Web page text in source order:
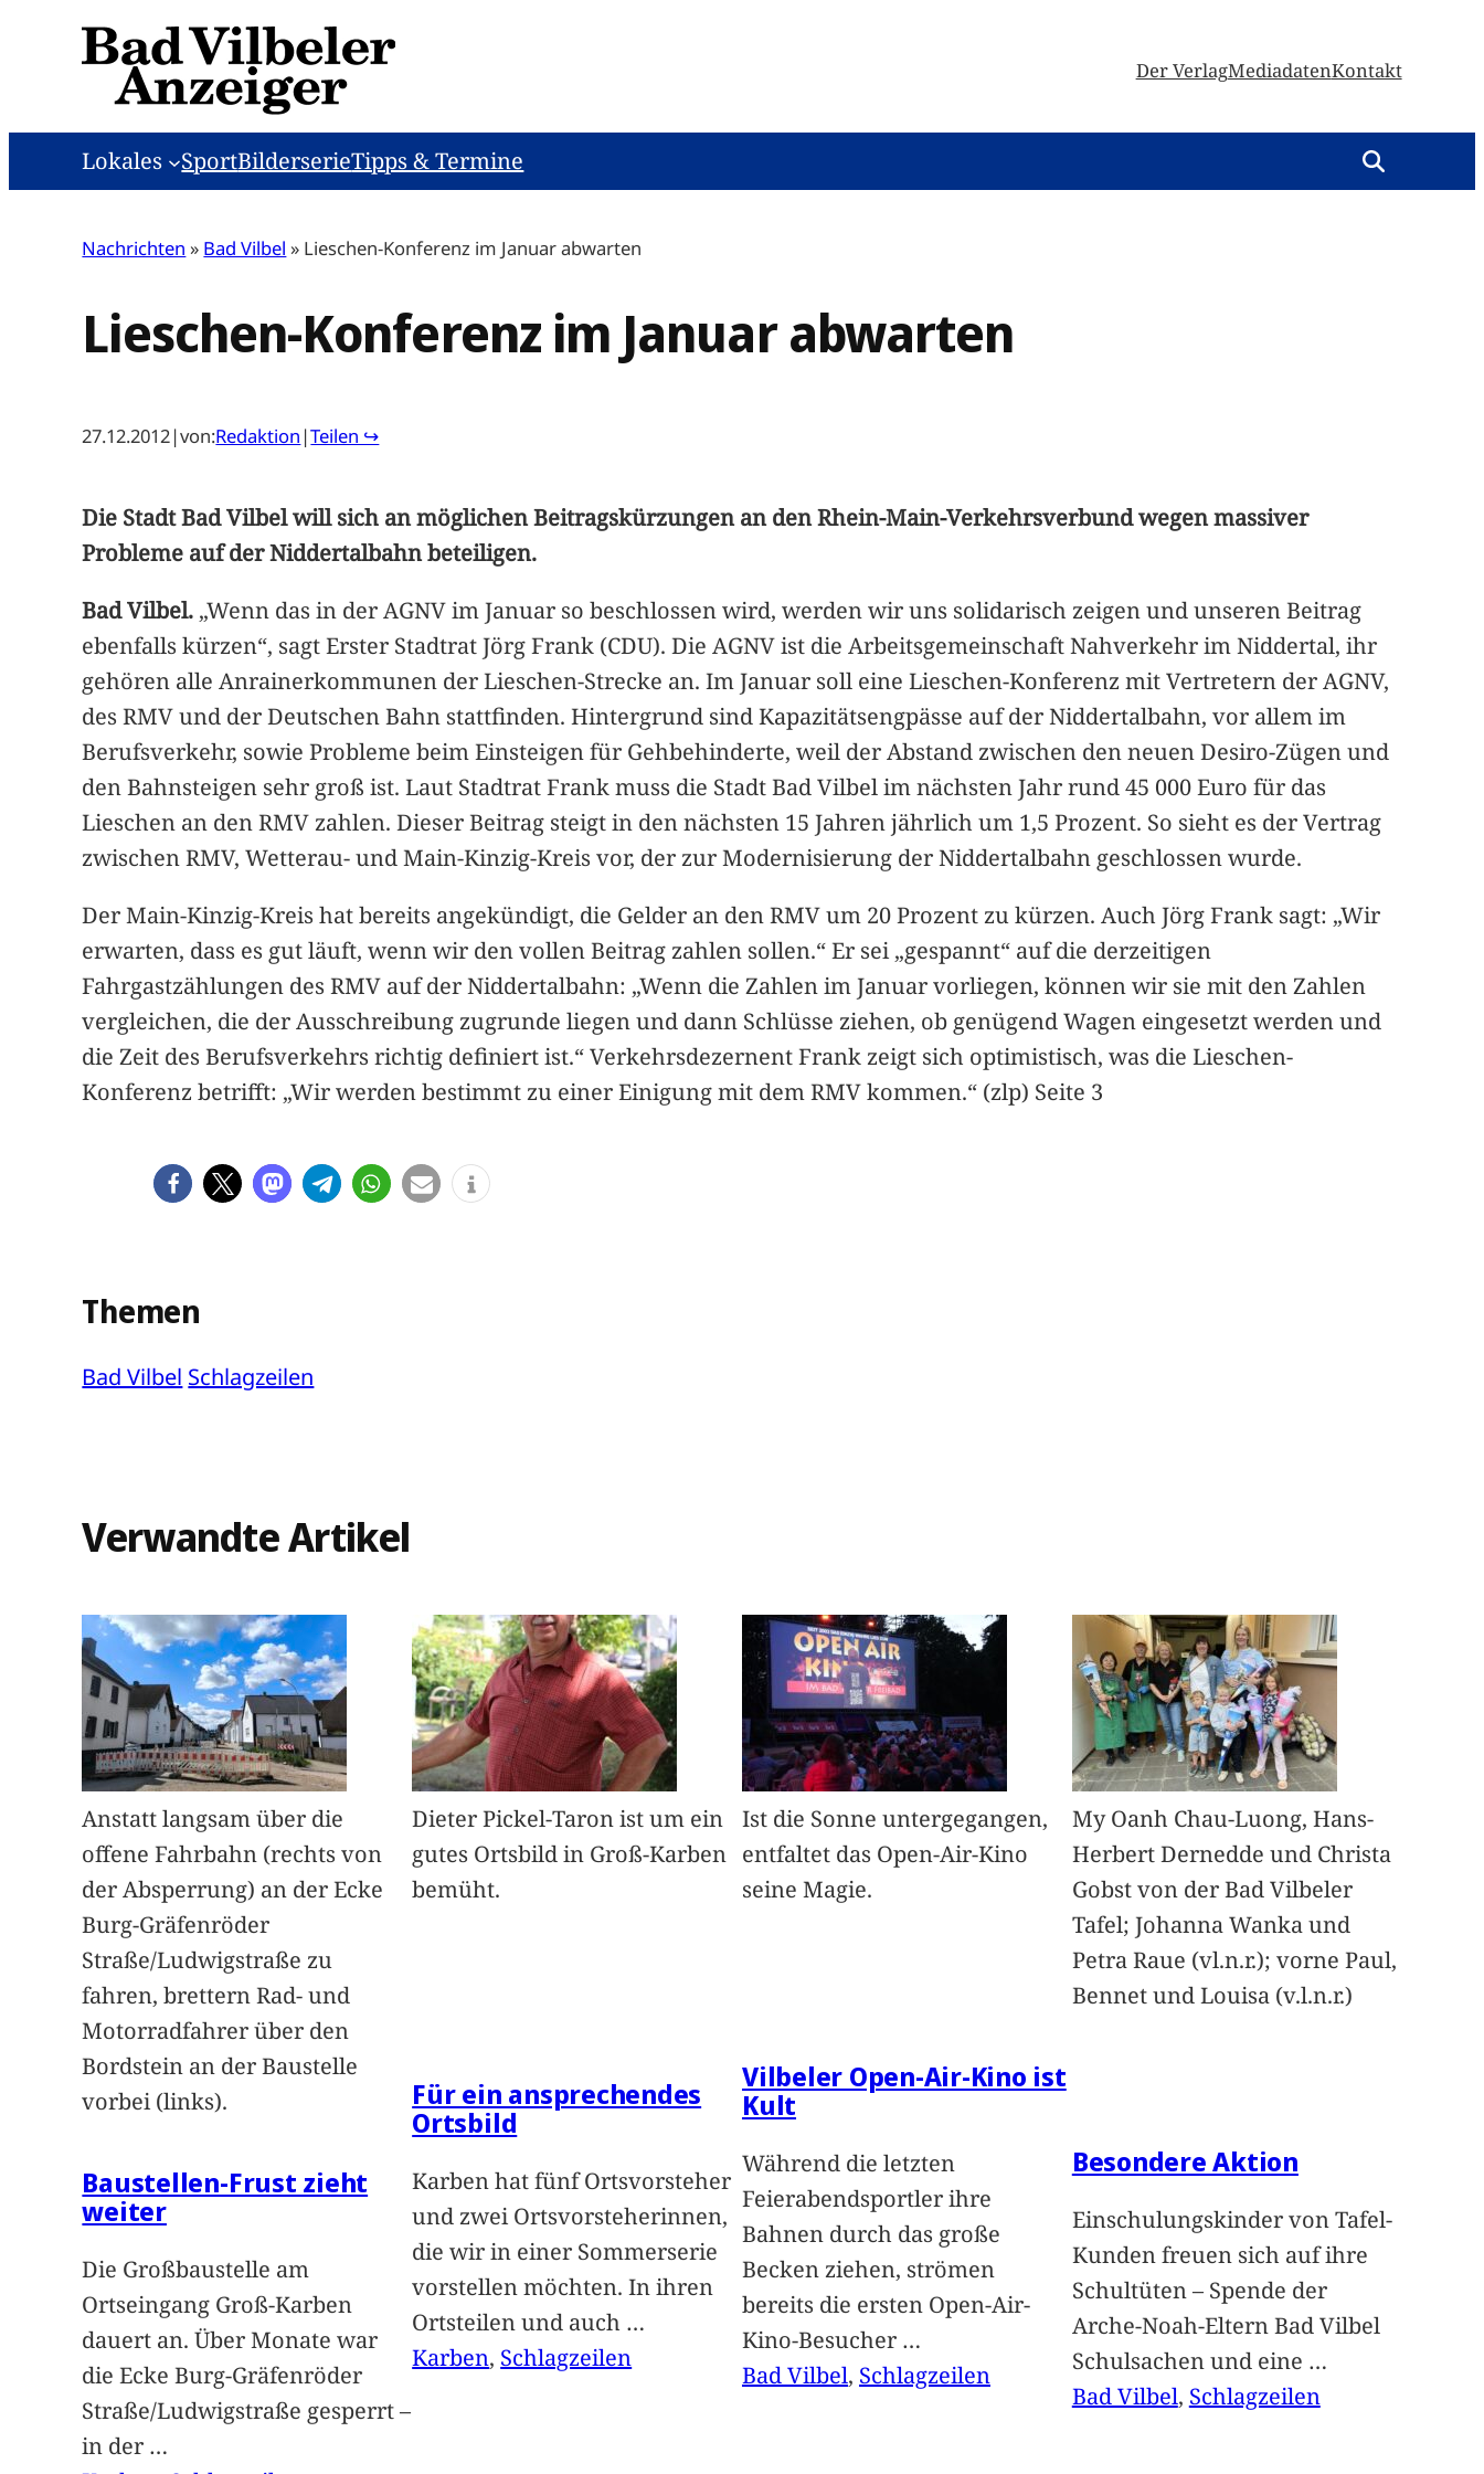
Der VerlagMediadatenKontakt
Lokales SportBilderserieTipps & Termine
Nachrichten » Bad Vilbel » Lieschen-Konferenz im Januar abwarten
Lieschen-Konferenz im Januar abwarten
27.12.2012|von:Redaktion |Teilen ↪
Die Stadt Bad Vilbel will sich an möglichen Beitragskürzungen an den Rhein-Main-Verkehrsverbund wegen massiver
Probleme auf der Niddertalbahn beteiligen.
Bad Vilbel. „Wenn das in der AGNV im Januar so beschlossen wird, werden wir uns solidarisch zeigen und unseren Beitrag
ebenfalls kürzen“, sagt Erster Stadtrat Jörg Frank (CDU). Die AGNV ist die Arbeitsgemeinschaft Nahverkehr im Niddertal, ihr
gehören alle Anrainerkommunen der Lieschen-Strecke an. Im Januar soll eine Lieschen-Konferenz mit Vertretern der AGNV,
des RMV und der Deutschen Bahn stattfinden. Hintergrund sind Kapazitätsengpässe auf der Niddertalbahn, vor allem im
Berufsverkehr, sowie Probleme beim Einsteigen für Gehbehinderte, weil der Abstand zwischen den neuen Desiro-Zügen und
den Bahnsteigen sehr groß ist. Laut Stadtrat Frank muss die Stadt Bad Vilbel im nächsten Jahr rund 45 000 Euro für das
Lieschen an den RMV zahlen. Dieser Beitrag steigt in den nächsten 15 Jahren jährlich um 1,5 Prozent. So sieht es der Vertrag
zwischen RMV, Wetterau- und Main-Kinzig-Kreis vor, der zur Modernisierung der Niddertalbahn geschlossen wurde.
Der Main-Kinzig-Kreis hat bereits angekündigt, die Gelder an den RMV um 20 Prozent zu kürzen. Auch Jörg Frank sagt: „Wir
erwarten, dass es gut läuft, wenn wir den vollen Beitrag zahlen sollen.“ Er sei „gespannt“ auf die derzeitigen
Fahrgastzählungen des RMV auf der Niddertalbahn: „Wenn die Zahlen im Januar vorliegen, können wir sie mit den Zahlen
vergleichen, die der Ausschreibung zugrunde liegen und dann Schlüsse ziehen, ob genügend Wagen eingesetzt werden und
die Zeit des Berufsverkehrs richtig definiert ist.“ Verkehrsdezernent Frank zeigt sich optimistisch, was die Lieschen-
Konferenz betrifft: „Wir werden bestimmt zu einer Einigung mit dem RMV kommen.“ (zlp) Seite 3
Themen
Bad Vilbel Schlagzeilen
Verwandte Artikel
Anstatt langsam über die
offene Fahrbahn (rechts von
der Absperrung) an der Ecke
Burg-Gräfenröder
Straße/Ludwigstraße zu
fahren, brettern Rad- und
Motorradfahrer über den
Bordstein an der Baustelle
vorbei (links).
Baustellen-Frust zieht
weiter
Die Großbaustelle am
Ortseingang Groß-Karben
dauert an. Über Monate war
die Ecke Burg-Gräfenröder
Straße/Ludwigstraße gesperrt –
in der …
Dieter Pickel-Taron ist um ein
gutes Ortsbild in Groß-Karben
bemüht.
Für ein ansprechendes
Ortsbild
Karben hat fünf Ortsvorsteher
und zwei Ortsvorsteherinnen,
die wir in einer Sommerserie
vorstellen möchten. In ihren
Ortsteilen und auch …
Karben, Schlagzeilen
Ist die Sonne untergegangen,
entfaltet das Open-Air-Kino
seine Magie.
Vilbeler Open-Air-Kino ist
Kult
Während die letzten
Feierabendsportler ihre
Bahnen durch das große
Becken ziehen, strömen
bereits die ersten Open-Air-
Kino-Besucher …
Bad Vilbel, Schlagzeilen
My Oanh Chau-Luong, Hans-
Herbert Dernedde und Christa
Gobst von der Bad Vilbeler
Tafel; Johanna Wanka und
Petra Raue (vl.n.r.); vorne Paul,
Bennet und Louisa (v.l.n.r.)
Besondere Aktion
Einschulungskinder von Tafel-
Kunden freuen sich auf ihre
Schultüten – Spende der
Arche-Noah-Eltern Bad Vilbel
Schulsachen und eine …
Bad Vilbel, Schlagzeilen